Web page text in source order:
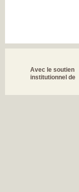
Avec le soutien
institutionnel de